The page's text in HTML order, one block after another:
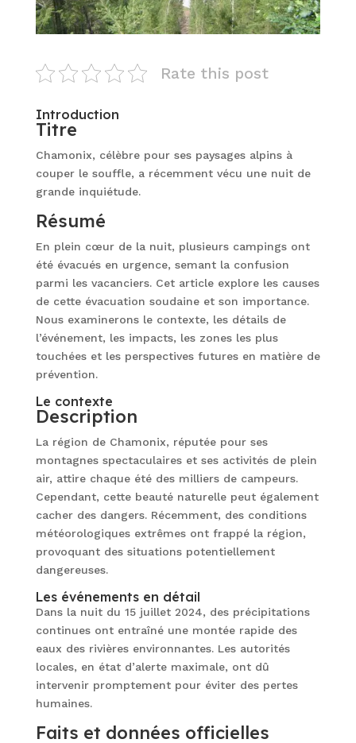
Rate this post
Introduction
Titre
Chamonix, célèbre pour ses paysages alpins à
couper le souffle, a récemment vécu une nuit de
grande inquiétude.
Résumé
En plein cœur de la nuit, plusieurs campings ont
été évacués en urgence, semant la confusion
parmi les vacanciers. Cet article explore les causes
de cette évacuation soudaine et son importance.
Nous examinerons le contexte, les détails de
l’événement, les impacts, les zones les plus
touchées et les perspectives futures en matière de
prévention.
Le contexte
Description
La région de Chamonix, réputée pour ses
montagnes spectaculaires et ses activités de plein
air, attire chaque été des milliers de campeurs.
Cependant, cette beauté naturelle peut également
cacher des dangers. Récemment, des conditions
météorologiques extrêmes ont frappé la région,
provoquant des situations potentiellement
dangereuses.
Les événements en détail
Dans la nuit du 15 juillet 2024, des précipitations
continues ont entraîné une montée rapide des
eaux des rivières environnantes. Les autorités
locales, en état d’alerte maximale, ont dû
intervenir promptement pour éviter des pertes
humaines.
Faits et données officielles